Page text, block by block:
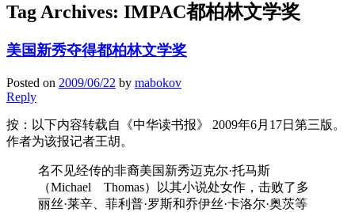
Tag Archives: IMPAC都柏林文学奖
美国新秀夺得都柏林文学奖
Posted on 2009/06/22 by mabokov
Reply
按：以下内容转载自《中华读书报》
2009年6月17日第三版。
作者为该报记者王胡。
名不见经传的非裔美国新秀迈克尔·托马斯
（Michael Thomas）以其小说处女作，击败了多
丽丝·莱辛、菲利普·罗斯和乔伊丝·卡洛尔·奥茨等